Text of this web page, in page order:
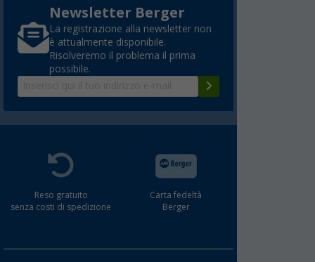
Newsletter Berger
La registrazione alla newsletter non
è attualmente disponibile.
Risolveremo il problema il prima
possibile.
Reso gratuito
senza costi di spedizione
Carta fedeltà
Berger